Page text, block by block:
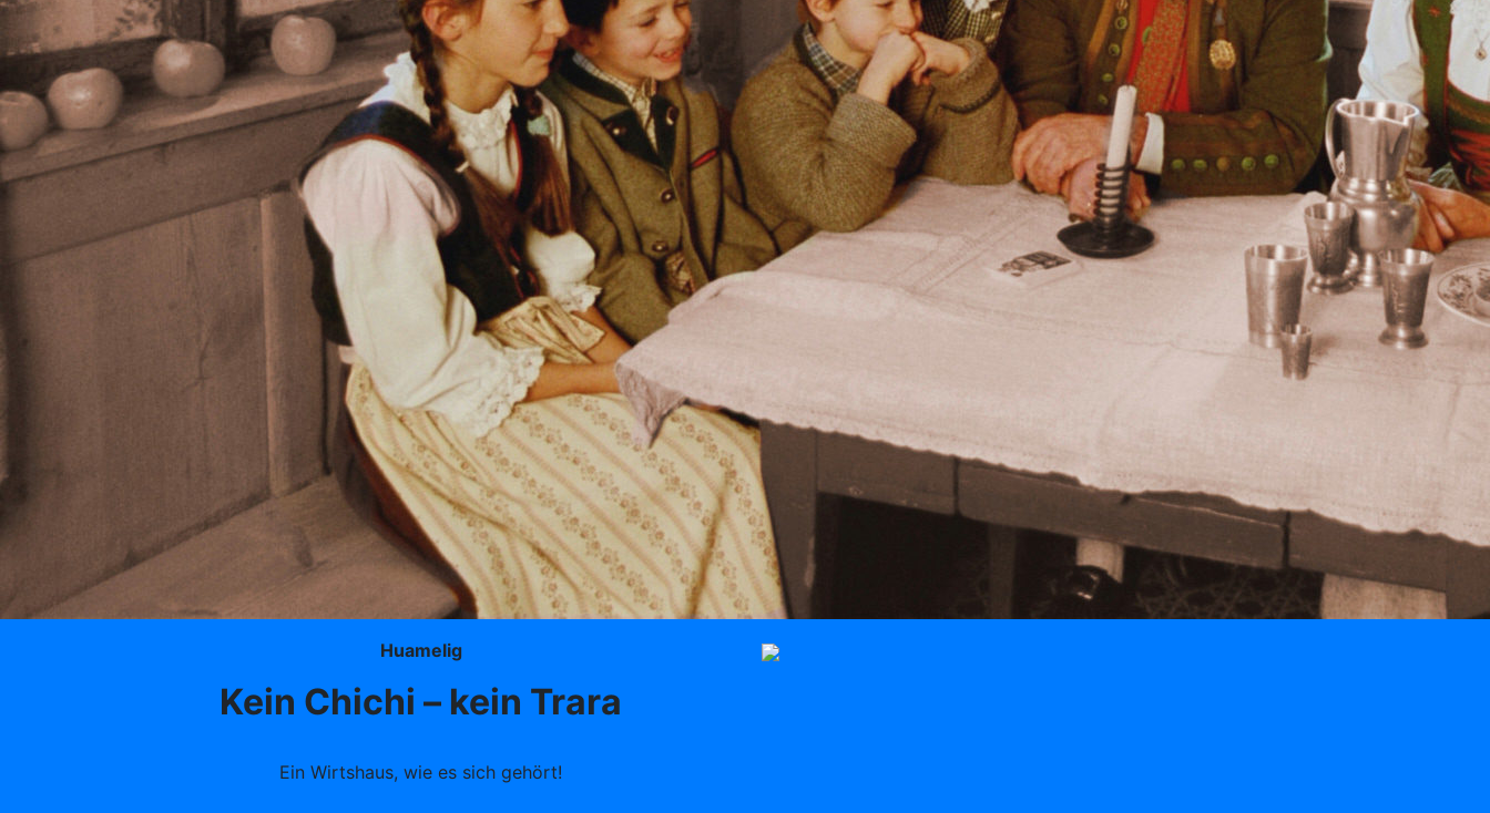
Huamelig
Kein Chichi – kein Trara
Ein Wirtshaus, wie es sich gehört!